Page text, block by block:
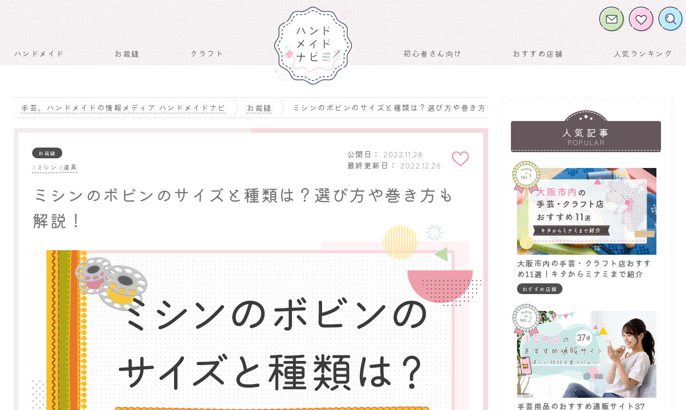
ハンドメイド お裁縫 クラフト 初心者さん向け おすすめ店舗 人気ランキング
手芸、ハンドメイドの情報メディア ハンドメイドナビ お裁縫 ミシンのボビンのサイズと種類は？選び方や巻き方も解説！
お裁縫
ミシン 道具
公開日： 2022.11.28
最終更新日： 2022.12.26
ミシンのボビンのサイズと種類は？選び方や巻き方も
解説！
人気記事
POPULAR
大阪市内の手芸・クラフト店おすす
め11選！キタからミナミまで紹介
おすすめ店舗
手芸用品のおすすめ通販サイト37